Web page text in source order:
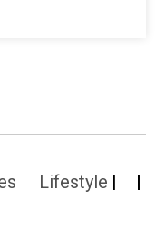
Lifestyle